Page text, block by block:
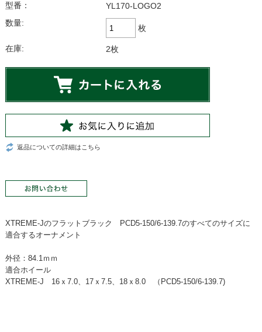
型番：
YL170-LOGO2
数量:
枚
在庫: 2枚
返品についての詳細はこちら
XTREME-Jのフラットブラック PCD5-150/6-139.7のすべてのサイズに
適合するオーナメント
外径：84.1ｍｍ
適合ホイール
XTREME-J 16ｘ7.0、17ｘ7.5、18ｘ8.0 （PCD5-150/6-139.7)